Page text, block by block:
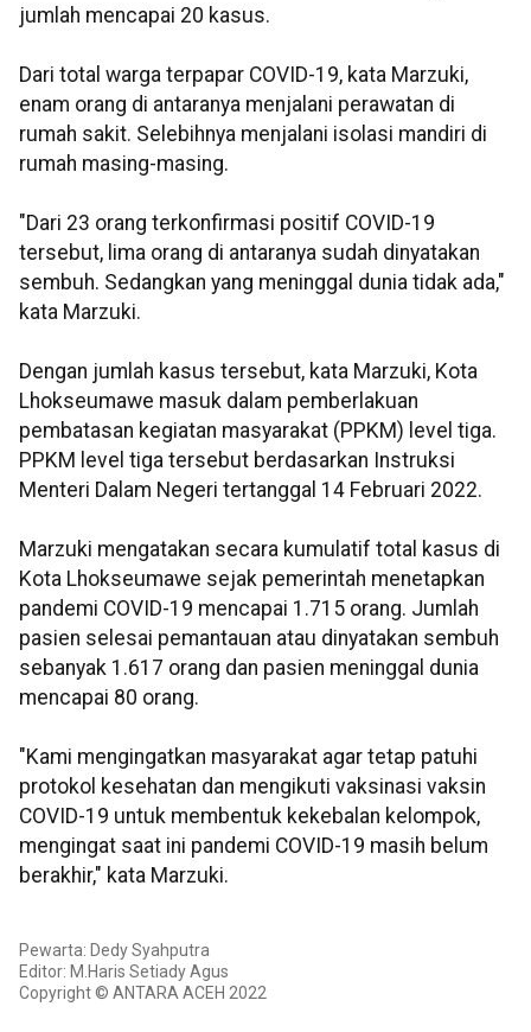
jumlah mencapai 20 kasus.
Dari total warga terpapar COVID-19, kata Marzuki,
enam orang di antaranya menjalani perawatan di
rumah sakit. Selebihnya menjalani isolasi mandiri di
rumah masing-masing.
"Dari 23 orang terkonfirmasi positif COVID-19
tersebut, lima orang di antaranya sudah dinyatakan
sembuh. Sedangkan yang meninggal dunia tidak ada,"
kata Marzuki.
Dengan jumlah kasus tersebut, kata Marzuki, Kota
Lhokseumawe masuk dalam pemberlakuan
pembatasan kegiatan masyarakat (PPKM) level tiga.
PPKM level tiga tersebut berdasarkan Instruksi
Menteri Dalam Negeri tertanggal 14 Februari 2022.
Marzuki mengatakan secara kumulatif total kasus di
Kota Lhokseumawe sejak pemerintah menetapkan
pandemi COVID-19 mencapai 1.715 orang. Jumlah
pasien selesai pemantauan atau dinyatakan sembuh
sebanyak 1.617 orang dan pasien meninggal dunia
mencapai 80 orang.
"Kami mengingatkan masyarakat agar tetap patuhi
protokol kesehatan dan mengikuti vaksinasi vaksin
COVID-19 untuk membentuk kekebalan kelompok,
mengingat saat ini pandemi COVID-19 masih belum
berakhir," kata Marzuki.
Pewarta: Dedy Syahputra
Editor: M.Haris Setiady Agus
Copyright © ANTARA ACEH 2022